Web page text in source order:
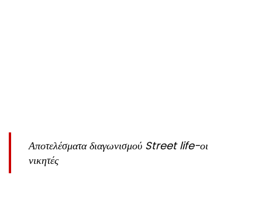
Αποτελέσματα διαγωνισμού Street life-οι
νικητές